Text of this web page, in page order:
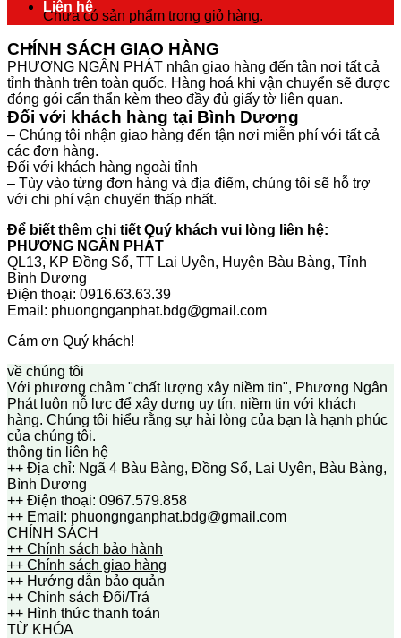
Chưa có sản phẩm trong giỏ hàng.
Liên hệ
CHÍNH SÁCH GIAO HÀNG
PHƯƠNG NGÂN PHÁT nhận giao hàng đến tận nơi tất cả
tỉnh thành trên toàn quốc. Hàng hoá khi vận chuyển sẽ được
đóng gói cẩn thẩn kèm theo đầy đủ giấy tờ liên quan.
Đối với khách hàng tại Bình Dương
– Chúng tôi nhận giao hàng đến tận nơi miễn phí với tất cả
các đơn hàng.
Đối với khách hàng ngoài tỉnh
– Tùy vào từng đơn hàng và địa điểm, chúng tôi sẽ hỗ trợ
với chi phí vận chuyển thấp nhất.
Để biết thêm chi tiết Quý khách vui lòng liên hệ:
PHƯƠNG NGÂN PHÁT
QL13, KP Đồng Sổ, TT Lai Uyên, Huyện Bàu Bàng, Tỉnh
Bình Dương
Điện thoại: 0916.63.63.39
Email: phuongnganphat.bdg@gmail.com
Cám ơn Quý khách!
về chúng tôi
Với phương châm "chất lượng xây niềm tin", Phương Ngân
Phát luôn nỗ lực để xây dựng uy tín, niềm tin với khách
hàng. Chúng tôi hiểu rằng sự hài lòng của bạn là hạnh phúc
của chúng tôi.
thông tin liên hệ
++ Địa chỉ: Ngã 4 Bàu Bàng, Đồng Sổ, Lai Uyên, Bàu Bàng,
Bình Dương
++ Điện thoại: 0967.579.858
++ Email: phuongnganphat.bdg@gmail.com
CHÍNH SÁCH
++ Chính sách bảo hành
++ Chính sách giao hàng
++ Hướng dẫn bảo quản
++ Chính sách Đổi/Trả
++ Hình thức thanh toán
TỪ KHÓA